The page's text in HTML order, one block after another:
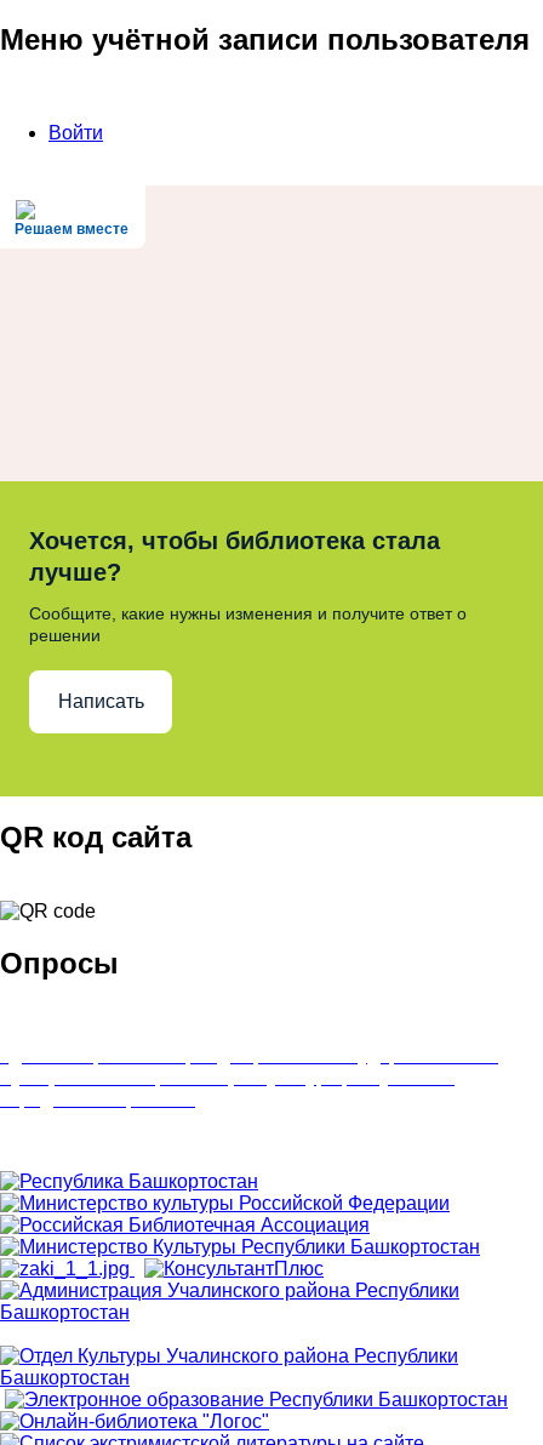
Меню учётной записи пользователя
Войти
Решаем вместе
Хочется, чтобы библиотека стала
лучше?
Сообщите, какие нужны изменения и получите ответ о
решении
Написать
QR код сайта
Опросы